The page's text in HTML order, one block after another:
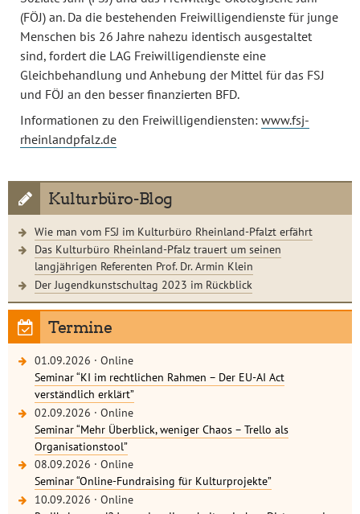
(FÖJ) an. Da die bestehenden Freiwilligendienste für junge
Menschen bis 26 Jahre nahezu identisch ausgestaltet
sind, fordert die LAG Freiwilligendienste eine
Gleichbehandlung und Anhebung der Mittel für das FSJ
und FÖJ an den besser finanzierten BFD.
Informationen zu den Freiwilligendiensten: www.fsj-
rheinlandpfalz.de
Kulturbüro-Blog
Wie man vom FSJ im Kulturbüro Rheinland-Pfalzt erfährt
Das Kulturbüro Rheinland-Pfalz trauert um seinen
langjährigen Referenten Prof. Dr. Armin Klein
Der Jugendkunstschultag 2023 im Rückblick
Termine
01.09.2026 · Online
Seminar “KI im rechtlichen Rahmen – Der EU-AI Act
verständlich erklärt”
02.09.2026 · Online
Seminar “Mehr Überblick, weniger Chaos – Trello als
Organisationstool”
08.09.2026 · Online
Seminar “Online-Fundraising für Kulturprojekte”
10.09.2026 · Online